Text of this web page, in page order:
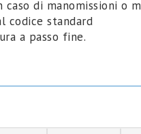
di manomissioni o
codice standard
a passo fine.